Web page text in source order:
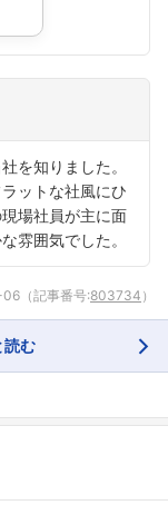
を知りました。
ットな社風にひ
場社員が主に面
雰囲気でした。
06 （記事番号:803734 ）
読む